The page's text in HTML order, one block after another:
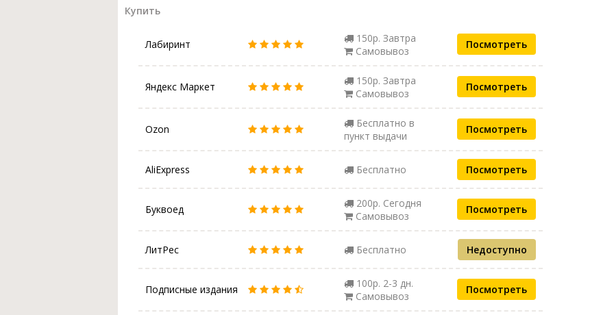
Купить
Лабиринт
150р. Завтра
Самовывоз
Посмотреть
Яндекс Маркет
150р. Завтра
Самовывоз
Посмотреть
Ozon
Бесплатно в
пункт выдачи
Посмотреть
AliExpress Бесплатно Посмотреть
Буквоед
200р. Сегодня
Самовывоз
Посмотреть
ЛитРес Бесплатно Недоступно
Подписные издания
100р. 2-3 дн.
Самовывоз
Посмотреть